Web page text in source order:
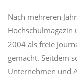
Nach mehreren
Hochschulmagazin
2004 als freie
gemacht. Seitdem
Unternehmen und